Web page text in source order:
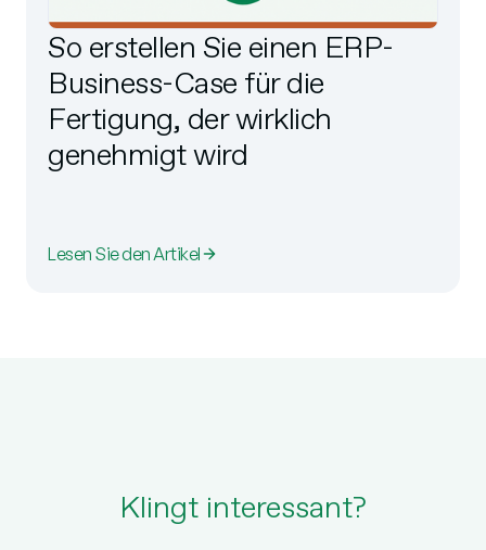
So erstellen Sie einen ERP-
Business-Case für die
Fertigung, der wirklich
genehmigt wird
Lesen Sie den Artikel
Klingt interessant?